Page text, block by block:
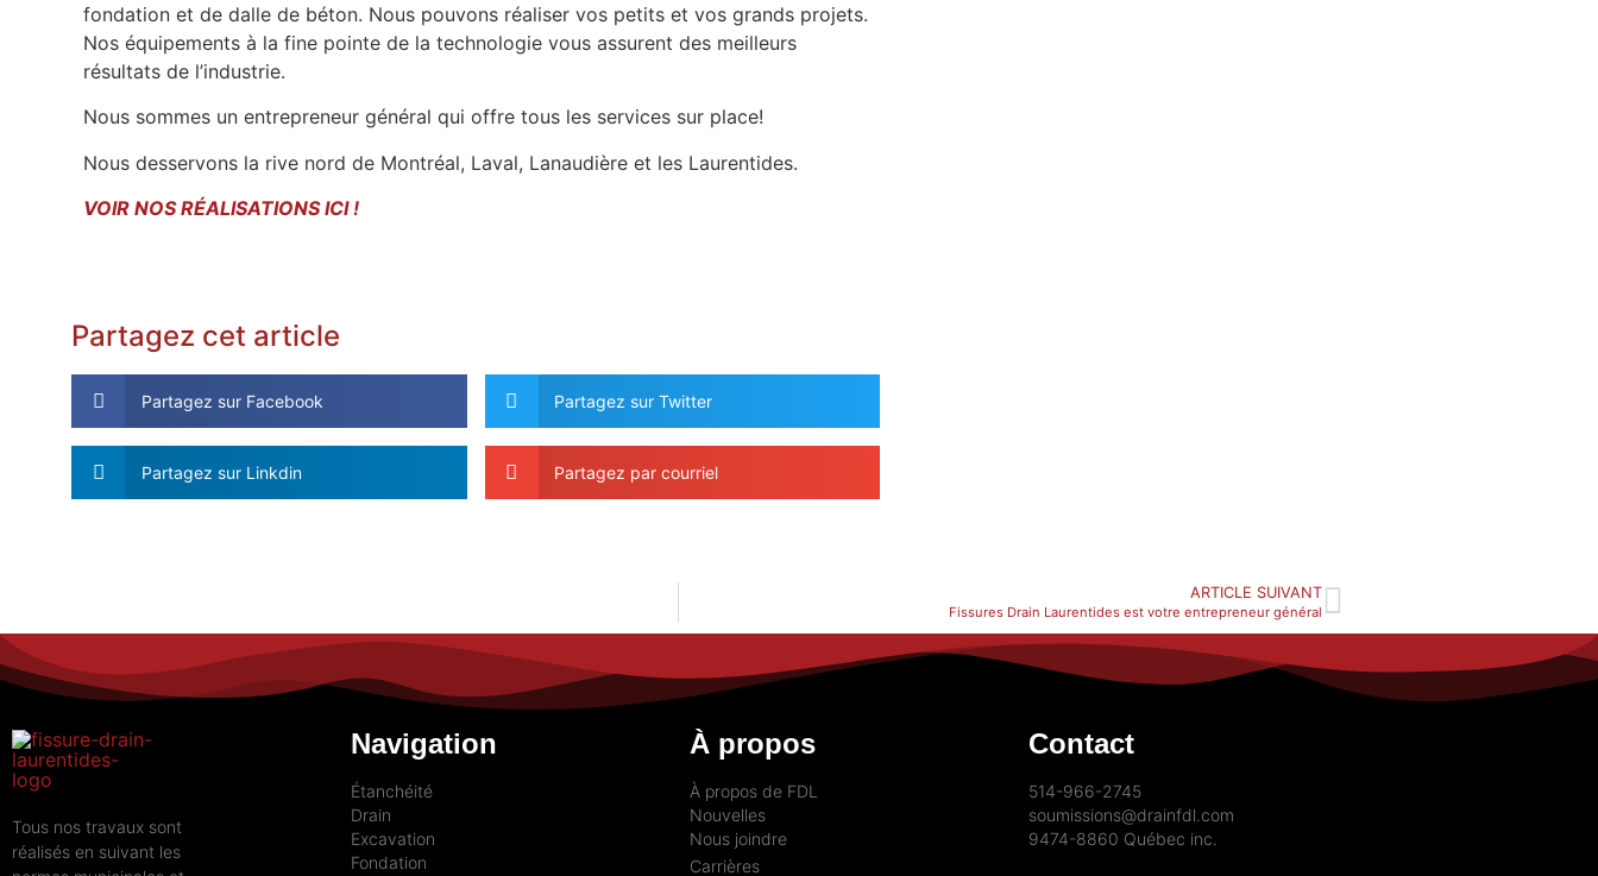
fondation et de dalle de béton. Nous pouvons réaliser vos petits et vos grands projets.
Nos équipements à la fine pointe de la technologie vous assurent des meilleurs
résultats de l’industrie.
Nous sommes un entrepreneur général qui offre tous les services sur place!
Nous desservons la rive nord de Montréal, Laval, Lanaudière et les Laurentides.
VOIR NOS RÉALISATIONS ICI !
Partagez cet article
Partagez sur Facebook Partagez sur Twitter
Partagez sur Linkdin Partagez par courriel
ARTICLE SUIVANT
Fissures Drain Laurentides est votre entrepreneur général
Tous nos travaux sont
réalisés en suivant les
Navigation
Étanchéité
Drain
Excavation
Fondation
À propos
À propos de FDL
Nouvelles
Nous joindre
Carrières
Contact
514-966-2745
soumissions@drainfdl.com
9474-8860 Québec inc.